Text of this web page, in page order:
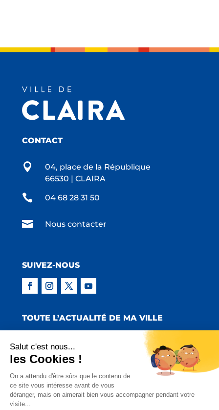
CONTACT

04, place de la République
66530 | CLAIRA
 04 68 28 31 50
 Nous contacter
SUIVEZ-NOUS
TOUTE L’ACTUALITÉ DE MA VILLE
Copyright © 2022 Mairie de Claira | Réalisation
:Emmaluc Communication
Salut c'est nous...
les Cookies !
On a attendu d'être sûrs que le contenu de
ce site vous intéresse avant de vous
déranger, mais on aimerait bien vous accompagner pendant votre
visite...